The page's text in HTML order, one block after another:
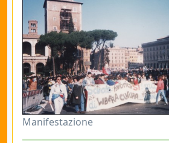
Manifestazione